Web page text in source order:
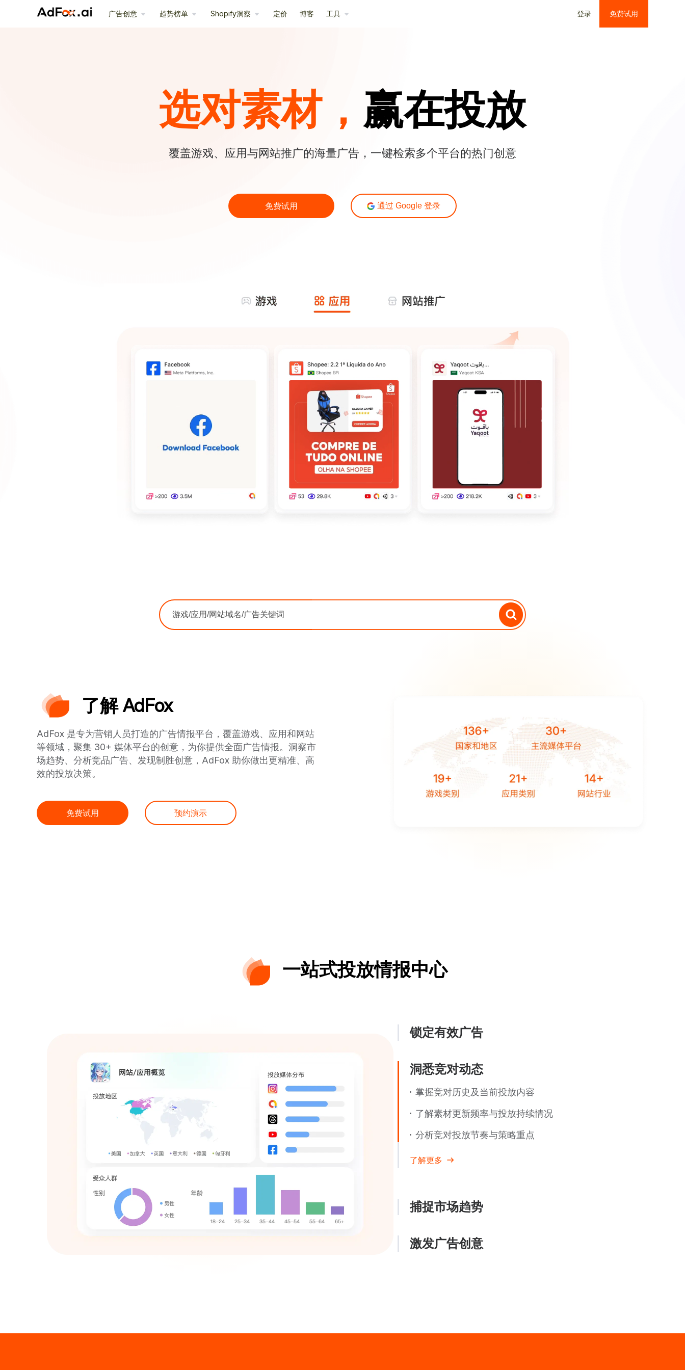
广告创意 趋势榜单 Shopify洞察 定价 博客 工具 登录 免费试用
选对素材， 赢在投放
覆盖游戏、应用与网站推广的海量广告，一键检索多个平台的热门创意
免费试用 通过 Google 登录
了解 AdFox
AdFox 是专为营销人员打造的广告情报平台，覆盖游戏、应用和网站
等领域，聚集 30+ 媒体平台的创意，为你提供全面广告情报。洞察市
场趋势、分析竞品广告、发现制胜创意，AdFox 助你做出更精准、高
效的投放决策。
免费试用 预约演示
一站式投放情报中心
锁定有效广告
洞悉竞对动态
掌握竞对历史及当前投放内容
了解素材更新频率与投放持续情况
分析竞对投放节奏与策略重点
了解更多
捕捉市场趋势
激发广告创意